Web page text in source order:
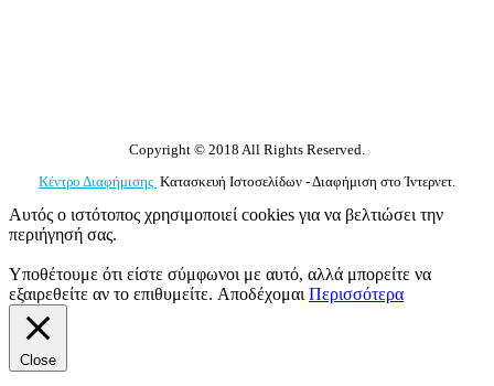
Copyright © 2018 All Rights Reserved.
Κέντρο Διαφήμισης Κατασκευή Ιστοσελίδων - Διαφήμιση στο Ίντερνετ.
Αυτός ο ιστότοπος χρησιμοποιεί cookies για να βελτιώσει την
περιήγησή σας.
Υποθέτουμε ότι είστε σύμφωνοι με αυτό, αλλά μπορείτε να
εξαιρεθείτε αν το επιθυμείτε. Αποδέχομαι Περισσότερα
Close